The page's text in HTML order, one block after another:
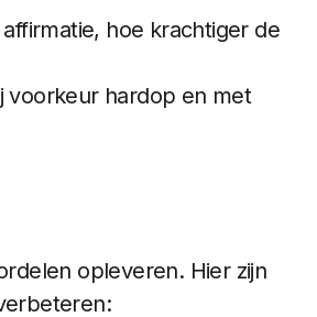
hoe krachtiger de
voorkeur hardop en met
opleveren. Hier zijn